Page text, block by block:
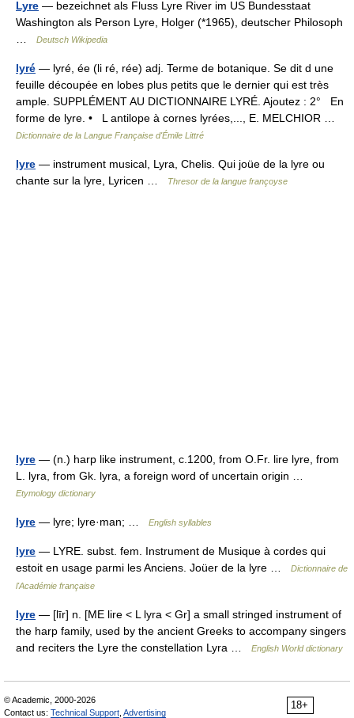
Lyre — bezeichnet als Fluss Lyre River im US Bundesstaat
Washington als Person Lyre, Holger (*1965), deutscher Philosoph
Deutsch Wikipedia
lyré — lyré, ée (li ré, rée) adj. Terme de botanique. Se dit d une
feuille découpée en lobes plus petits que le dernier qui est très
ample. SUPPLÉMENT AU DICTIONNAIRE LYRÉ. Ajoutez : 2° En
forme de lyre. • L antilope à cornes lyrées,..., E. MELCHIOR …
Dictionnaire de la Langue Française d'Émile Littré
lyre — instrument musical, Lyra, Chelis. Qui joüe de la lyre ou
chante sur la lyre, Lyricen …
Thresor de la langue françoyse
lyre — (n.) harp like instrument, c.1200, from O.Fr. lire lyre, from
L. lyra, from Gk. lyra, a foreign word of uncertain origin …
Etymology dictionary
lyre — lyre; lyre·man; … English syllables
lyre — LYRE. subst. fem. Instrument de Musique à cordes qui
estoit en usage parmi les Anciens. Joüer de la lyre …
Dictionnaire de
l'Académie française
lyre — [līr] n. [ME lire < L lyra < Gr] a small stringed instrument of
the harp family, used by the ancient Greeks to accompany singers
and reciters the Lyre the constellation Lyra …
English World dictionary
18+
© Academic, 2000-2026
Contact us: Technical Support Advertising